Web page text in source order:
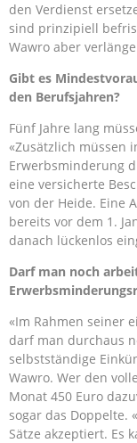
den Verdienst
sind prinzipiell
Wawro aber
Gibt es
den Berufsjahren?
Fünf Jahre lang
«Zusätzlich müssen
Erwerbsminderung
eine versicherte
von der Heide. Eine
bereits vor dem 1.
danach lückenlos
Darf man noch
«Im Rahmen seiner
darf man durchaus
selbstständige
Wawro. Wer den
Monat 450 Euro
sogar das Doppelte.
Sätze akzeptiert. Es